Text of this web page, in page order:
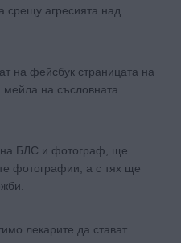
срещу агресията над
на фейсбук страницата на
мейла на съсловната
на БЛС и фотограф, ще
фотографии, а с тях ще
лекарите да стават